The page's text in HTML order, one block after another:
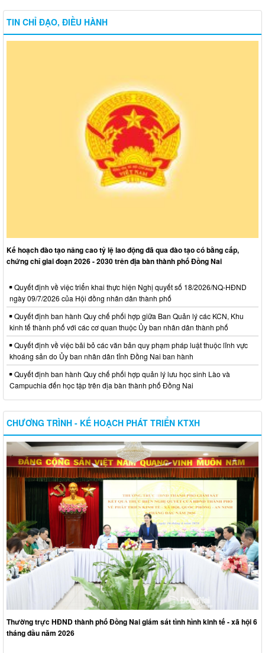
TIN CHỈ ĐẠO, ĐIỀU HÀNH
Kế hoạch đào tạo nâng cao tỷ lệ lao động đã qua đào tạo có bằng cấp,
chứng chỉ giai đoạn 2026 - 2030 trên địa bàn thành phố Đồng Nai
Quyết định về việc triển khai thực hiện Nghị quyết số 18/2026/NQ-HĐND
ngày 09/7/2026 của Hội đồng nhân dân thành phố
Quyết định ban hành Quy chế phối hợp giữa Ban Quản lý các KCN, Khu
kinh tế thành phố với các cơ quan thuộc Ủy ban nhân dân thành phố
Quyết định về việc bãi bỏ các văn bản quy phạm pháp luật thuộc lĩnh vực
khoáng sản do Ủy ban nhân dân tỉnh Đồng Nai ban hành
Quyết định ban hành Quy chế phối hợp quản lý lưu học sinh Lào và
Campuchia đến học tập trên địa bàn thành phố Đồng Nai
CHƯƠNG TRÌNH - KẾ HOẠCH PHÁT TRIỂN KTXH
Thường trực HĐND thành phố Đồng Nai giám sát tình hình kinh tế - xã hội 6
tháng đầu năm 2026